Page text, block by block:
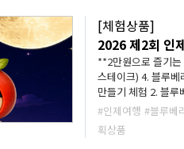
[체험상품]
2026 제2회 인
**2만원으로 즐기
스테이크) 4. 블루베리 핑거푸드 제험권 5.
만들기 체험 2. 블루베
스타** 블루베리
1kg (정상가) 25,000원 → 20,000원 [야행] 달빛에 반하다 야간 이벤트
짚 태우기 이벤트 🎵야간 버스
#인제여행 #블루베
획상품